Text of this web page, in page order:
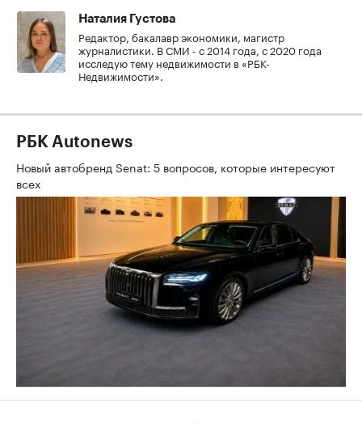
Наталия Густова
Редактор, бакалавр экономики, магистр
журналистики. В СМИ - с 2014 года, с 2020 года
исследую тему недвижимости в «РБК-
Недвижимости».
РБК Autonews
Новый автобренд Senat: 5 вопросов, которые интересуют
всех